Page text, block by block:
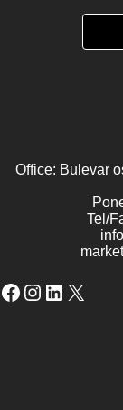
Office: Bulevar
Tel/
Facebook
Instagram
LinkedIn
X